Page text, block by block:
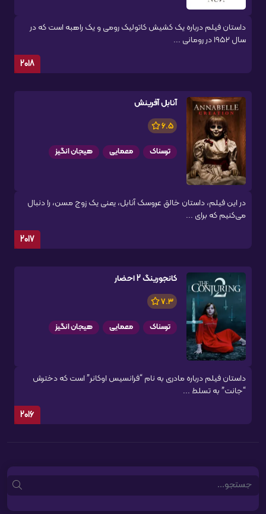
داستان فیلم درباره یک کشیش کاتولیک رومی و یک راهبه است که در
سال ۱۹۵۲ در رومانی ...
2018
آنابل آفرینش
6.5
ترسناک معمایی هیجان انگیز
در این فیلم، داستان خالق عروسک آنابل، یعنی یک زوج مسن، را دنبال
می‌کنیم که برای ...
2017
کانجورینگ 2 احضار
7.3
ترسناک معمایی هیجان انگیز
داستان فیلم درباره مادری به نام “فرانسیس اوکانر” است که دخترش
“جانت” به تسلط ...
2016
Search